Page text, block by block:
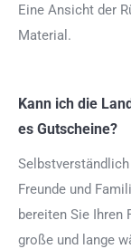
Eine Ansicht der
Material.
Kann ich die
es Gutscheine?
Freunde und
bereiten Sie Ihren
große und lange